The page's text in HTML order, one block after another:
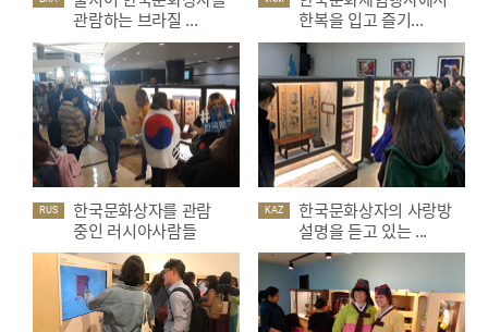
관람하는 브라질 ...
한복을 입고 즐기...
RUS
한국문화상자를 관람
중인 러시아사람들
KAZ
한국문화상자의 사랑방
설명을 듣고 있는 ...